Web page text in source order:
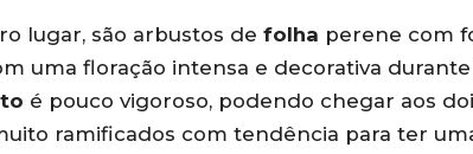
lugar, são arbustos de folha perene com
uma floração intensa e decorativa
é pouco vigoroso, podendo chegar aos
ramificados com tendência para ter